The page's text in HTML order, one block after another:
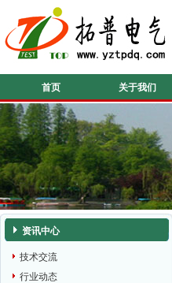
首页 关于我们
资讯中心
技术交流
行业动态